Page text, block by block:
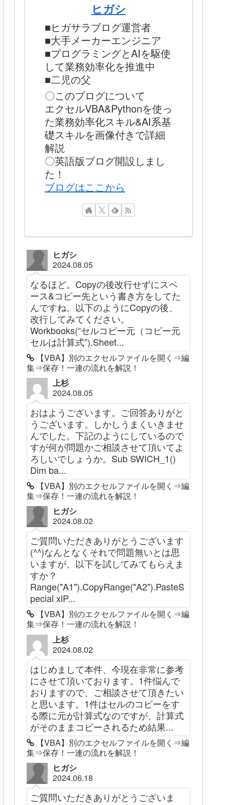
ヒガシ
■ヒガサラブログ運営者
■大手メーカーエンジニア
■プログラミングとAIを駆使
して業務効率化を推進中
■二児の父
〇このブログについて
エクセルVBA&Pythonを使っ
た業務効率化スキル&AI系基
礎スキルを画像付きで詳細
解説
〇英語版ブログ開設しまし
た！
ブログはここから
ヒガシ
2024.08.05
なるほど。Copyの後改行せずにスペ
ース&コピー先という書き方をしてた
んですね。以下のようにCopyの後、
改行してみてください。
Workbooks(“セルコピー元（コピー元
セルは計算式”).Sheet...
【VBA】別のエクセルファイルを開く⇒編
集⇒保存！一連の流れを解説！
上杉
2024.08.05
おはようございます。ご回答ありがと
うございます。しかしうまくいきませ
んでした。下記のようにしているので
すが何が問題かご相談させて頂いてよ
ろしいでしょうか。Sub SWICH_1()
Dim ba...
【VBA】別のエクセルファイルを開く⇒編
集⇒保存！一連の流れを解説！
ヒガシ
2024.08.02
ご質問いただきありがとうございます
(^^)なんとなくそれで問題無いとは思
いますが、以下を試してみてもらえま
すか？
Range("A1").CopyRange("A2").PasteS
pecial xlP...
【VBA】別のエクセルファイルを開く⇒編
集⇒保存！一連の流れを解説！
上杉
2024.08.02
はじめまして本件、今現在非常に参考
にさせて頂いております。1件悩んで
おりますので、ご相談させて頂きたい
と思います。1件はセルのコピーをす
る際に元が計算式なのですが、計算式
がそのままコピーされるため結果...
【VBA】別のエクセルファイルを開く⇒編
集⇒保存！一連の流れを解説！
ヒガシ
2024.06.18
ご質問いただきありがとうございま